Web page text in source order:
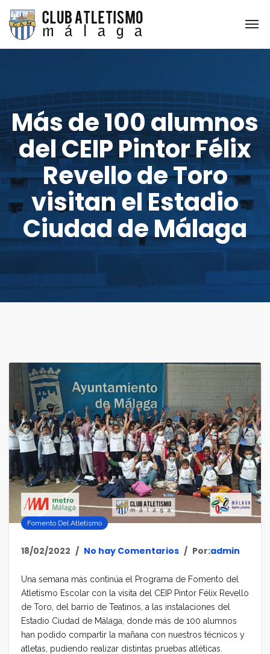
Más de 100 alumnos
del CEIP Pintor Félix
Revello de Toro
visitan el Estadio
Ciudad de Málaga
Fomento Del Atletismo
18/02/2022 No hay Comentarios Por:admin
Una semana más continúa el Programa de Fomento del
Atletismo Escolar con la visita del CEIP Pintor Félix Revello
de Toro, del barrio de Teatinos, a las instalaciones del
Estadio Ciudad de Málaga, donde más de 100 alumnos
han podido compartir la mañana con nuestros técnicos y
atletas, pudiendo realizar distintas pruebas atléticas.